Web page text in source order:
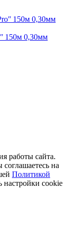
150м 0,30мм
работы сайта.
на
Политикой
cookie